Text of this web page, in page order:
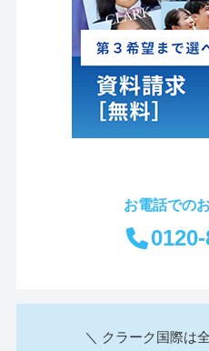
お電話での
＼ クラーク国際は